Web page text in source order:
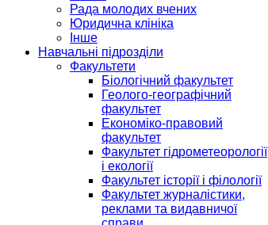
Рада молодих вчених
Юридична клініка
Інше
Навчальні підрозділи
Факультети
Біологічний факультет
Геолого-географічний
факультет
Економіко-правовий
факультет
Факультет гідрометеорології
і екології
Факультет історії і філології
Факультет журналістики,
реклами та видавничої